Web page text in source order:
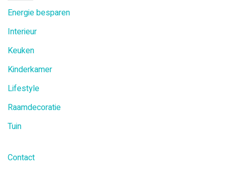
Energie besparen
Interieur
Keuken
Kinderkamer
Lifestyle
Raamdecoratie
Tuin
Contact